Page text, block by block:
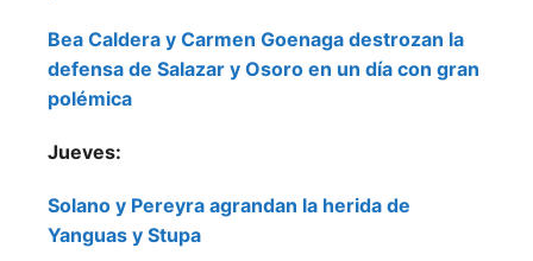
Bea Caldera y Carmen Goenaga destrozan la
defensa de Salazar y Osoro en un día con gran
polémica
Jueves:
Solano y Pereyra agrandan la herida de
Yanguas y Stupa